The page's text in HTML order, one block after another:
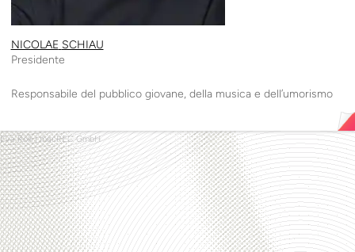
NICOLAE SCHIAU
Presidente
Responsabile del pubblico giovane, della musica e dell’umorismo
Eva Rolli|macREC GmbH